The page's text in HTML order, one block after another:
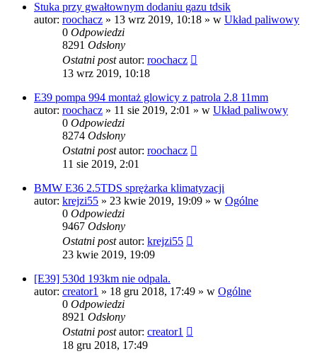
Stuka przy gwałtownym dodaniu gazu tdsik
autor: roochacz » 13 wrz 2019, 10:18 » w Układ paliwowy
0 Odpowiedzi
8291 Odsłony
Ostatni postautor: roochacz
13 wrz 2019, 10:18
E39 pompa 994 montaż glowicy z patrola 2.8 11mm
autor: roochacz » 11 sie 2019, 2:01 » w Układ paliwowy
0 Odpowiedzi
8274 Odsłony
Ostatni postautor: roochacz
11 sie 2019, 2:01
BMW E36 2.5TDS sprężarka klimatyzacji
autor: krejzi55 » 23 kwie 2019, 19:09 » w Ogólne
0 Odpowiedzi
9467 Odsłony
Ostatni postautor: krejzi55
23 kwie 2019, 19:09
[E39] 530d 193km nie odpala.
autor: creator1 » 18 gru 2018, 17:49 » w Ogólne
0 Odpowiedzi
8921 Odsłony
Ostatni postautor: creator1
18 gru 2018, 17:49